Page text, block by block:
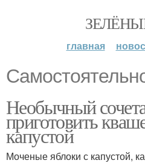
главная
Необычный
приготовить
капустой
Моченые яблоки с капустой,